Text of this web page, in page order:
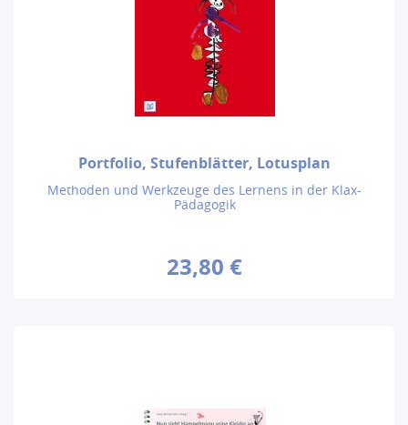
Portfolio, Stufenblätter, Lotusplan
Methoden und Werkzeuge des Lernens in der Klax-
Pädagogik
23,80 €